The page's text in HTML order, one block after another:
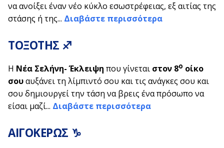
να ανοίξει έναν νέο κύκλο εσωστρέφειας, εξ αιτίας της
στάσης ή της... Διαβάστε περισσότερα
ΤΟΞΟΤΗΣ ♐
Η Νέα Σελήνη- Έκλειψη που γίνεται στον 8ο οίκο
σουαυξάνει τη λίμπιντό σου και τις ανάγκες σου και
σου δημιουργεί την τάση να βρεις ένα πρόσωπο να
είσαι μαζί... Διαβάστε περισσότερα
ΑΙΓΟΚΕΡΩΣ ♑